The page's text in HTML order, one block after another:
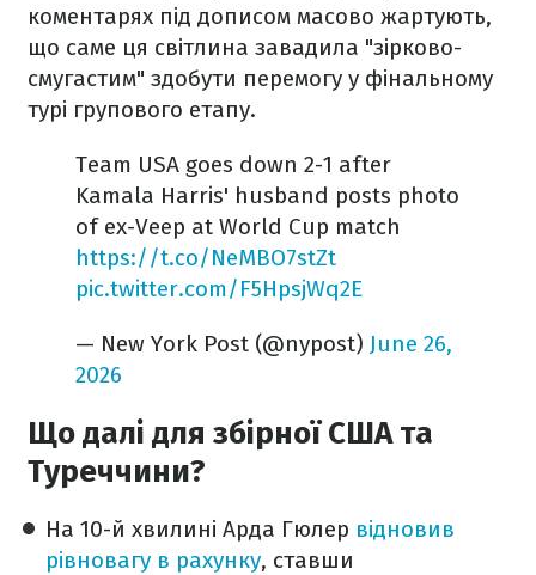
коментарях під дописом масово жартують,
що саме ця світлина завадила "зірково-
смугастим" здобути перемогу у фінальному
турі групового етапу.
Team USA goes down 2-1 after
Kamala Harris' husband posts photo
of ex-Veep at World Cup match
https://t.co/NeMBO7stZt
pic.twitter.com/F5HpsjWq2E
— New York Post (@nypost) June 26,
2026
Що далі для збірної США та
Туреччини?
На 10-й хвилині Арда Гюлер відновив
рівновагу в рахунку, ставши